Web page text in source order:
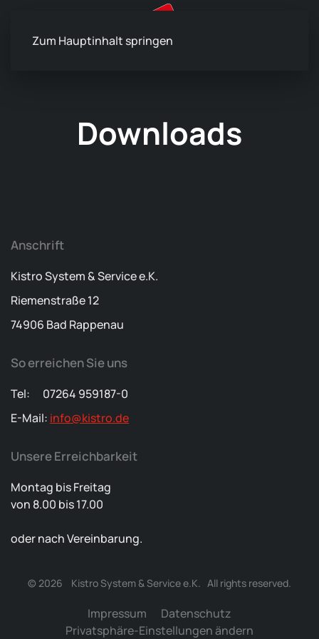
Zum Hauptinhalt springen
Downloads
Anschrift
Kistro System & Service e.K.
Riemenstraße 12
74906 Bad Rappenau
So erreichen Sie uns
Tel: 07264 959187-0
E-Mail: info@kistro.de
Unsere Erreichbarkeit
Montag bis Freitag
von 8.00 bis 17.00
oder nach Vereinbarung.
© 2026 Kistro System & Service e.K. All rights reserved.
Impressum
Datenschutz
Privatsphäre-Einstellungen ändern